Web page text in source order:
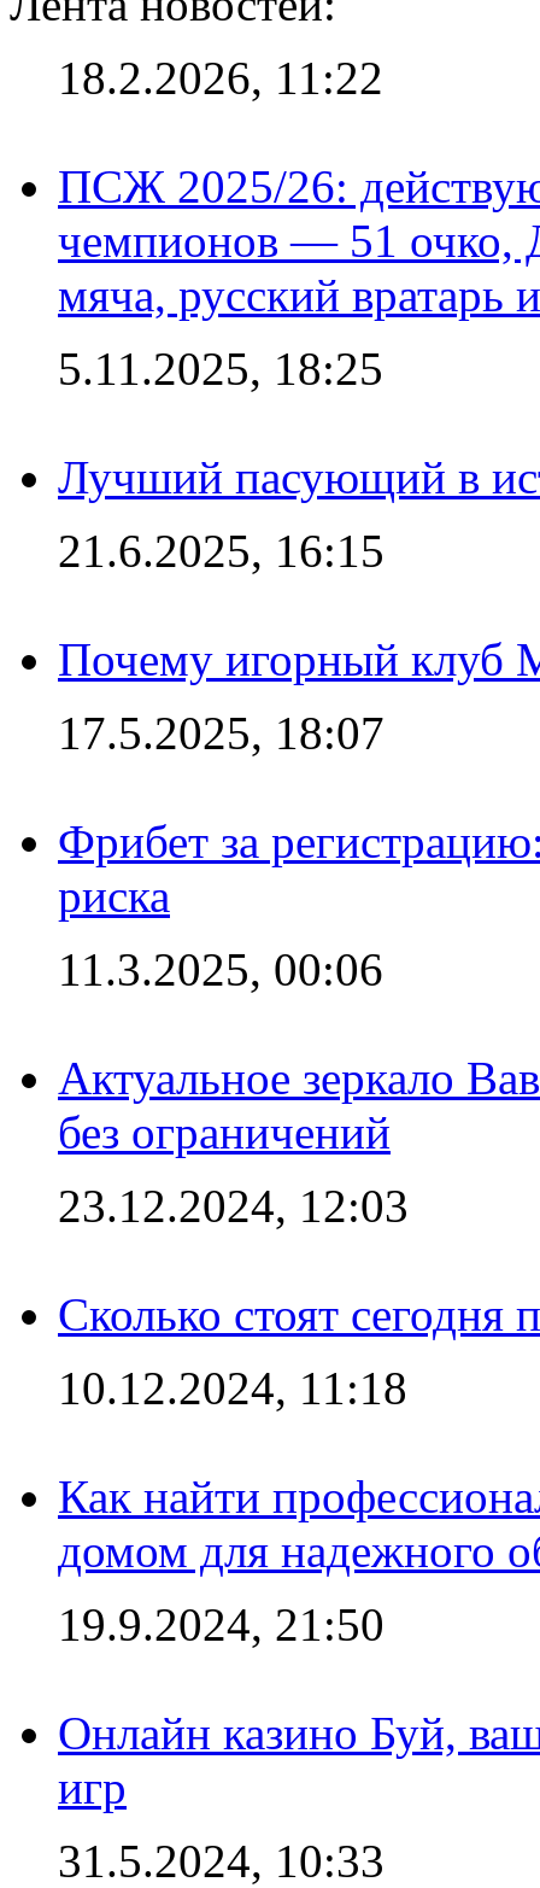
18.2.2026, 11:22
ПСЖ 2025/26:
чемпионов — 51 очко,
мяча, русский вратарь
5.11.2025, 18:25
Лучший пасующий в
21.6.2025, 16:15
Почему игорный клуб
17.5.2025, 18:07
Фрибет за
риска
11.3.2025, 00:06
Актуальное зеркало
без ограничений
23.12.2024, 12:03
Сколько стоят сегодня
10.12.2024, 11:18
Как найти
домом для надежного
19.9.2024, 21:50
Онлайн казино Буй,
игр
31.5.2024, 10:33